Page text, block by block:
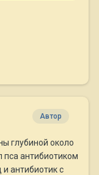
Автор
глубиной около
пса антибиотиком
антибиотик с